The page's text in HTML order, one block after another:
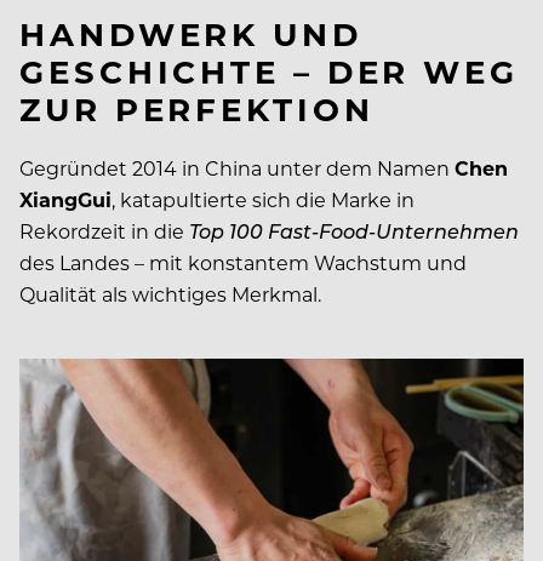
HANDWERK UND
GESCHICHTE – DER WEG
ZUR PERFEKTION
Gegründet 2014 in China unter dem Namen Chen
XiangGui, katapultierte sich die Marke in
Rekordzeit in die Top 100 Fast-Food-Unternehmen
des Landes – mit konstantem Wachstum und
Qualität als wichtiges Merkmal.